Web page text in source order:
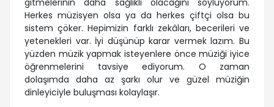
gitmelerinin daha sağlıklı olacağını söylüyorum.
Herkes müzisyen olsa ya da herkes çiftçi olsa bu
sistem çöker. Hepimizin farklı zekâları, becerileri ve
yetenekleri var. İyi düşünüp karar vermek lazım. Bu
yüzden müzik yapmak isteyenlere önce müziği iyice
öğrenmelerini tavsiye ediyorum. O zaman
dolaşımda daha az şarkı olur ve güzel müziğin
dinleyiciyle buluşması kolaylaşır.